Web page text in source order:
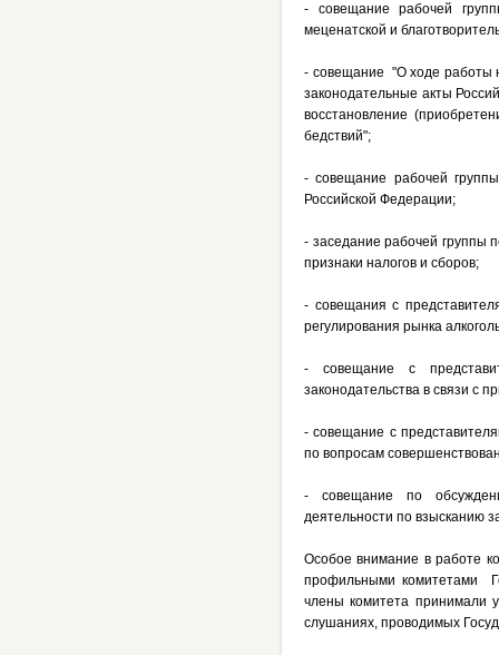
- совещание рабочей
меценатской и
- совещание "О ходе работы
законодательные акты
восстановление
бедствий";
- совещание рабочей
Российской Федерации;
- заседание рабочей группы
признаки налогов и сборов;
- совещания с
регулирования рынка
- совещание с
законодательства в связи с
- совещание с
по вопросам
- совещание по
деятельности по взысканию
Особое внимание в работе
профильными комитетами
члены комитета принимали
слушаниях, проводимых